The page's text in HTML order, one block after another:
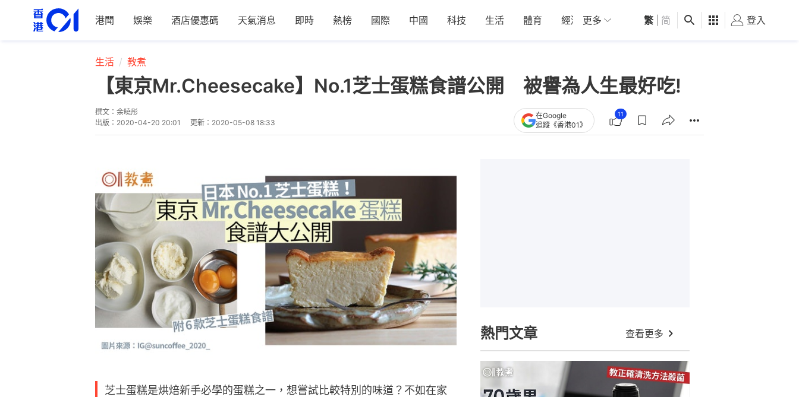
港聞 娛樂 酒店優惠碼 天氣消息 即時 熱榜 國際 中國 科技 生活 體育 經濟 01深圳 觀點 健康 好食玩飛
更多 繁 简 登入
生活 教煮
【東京Mr.Cheesecake】No.1芝士蛋糕食譜公開 被譽為人生最好吃!
撰文： 余曉彤
出版： 2020-04-20 20:01 更新： 2020-05-08 18:33
在Google
追蹤《香港01》
11
芝士蛋糕是烘焙新手必學的蛋糕之一，想嘗試比較特別的味道？不如在家
熱門文章 查看更多